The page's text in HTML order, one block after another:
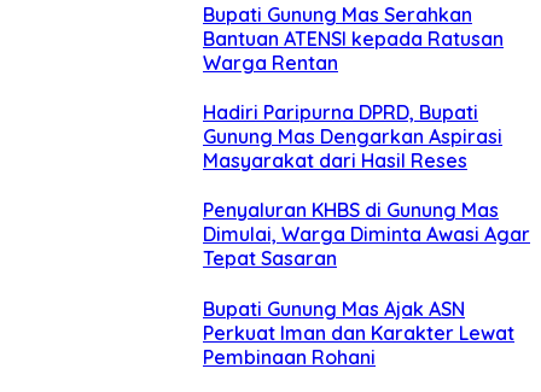
Bupati Gunung Mas Serahkan
Bantuan ATENSI kepada Ratusan
Warga Rentan
Hadiri Paripurna DPRD, Bupati
Gunung Mas Dengarkan Aspirasi
Masyarakat dari Hasil Reses
Penyaluran KHBS di Gunung Mas
Dimulai, Warga Diminta Awasi Agar
Tepat Sasaran
Bupati Gunung Mas Ajak ASN
Perkuat Iman dan Karakter Lewat
Pembinaan Rohani